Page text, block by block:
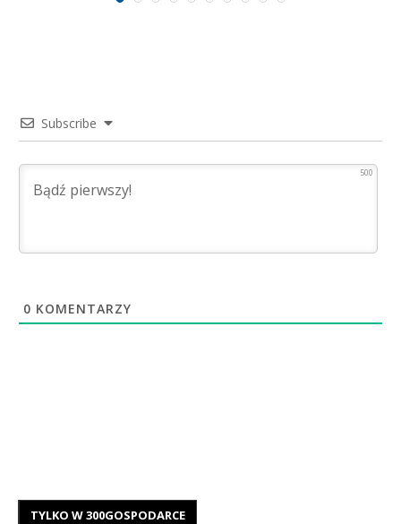
Subscribe
500
0 KOMENTARZY
TYLKO W 300GOSPODARCE